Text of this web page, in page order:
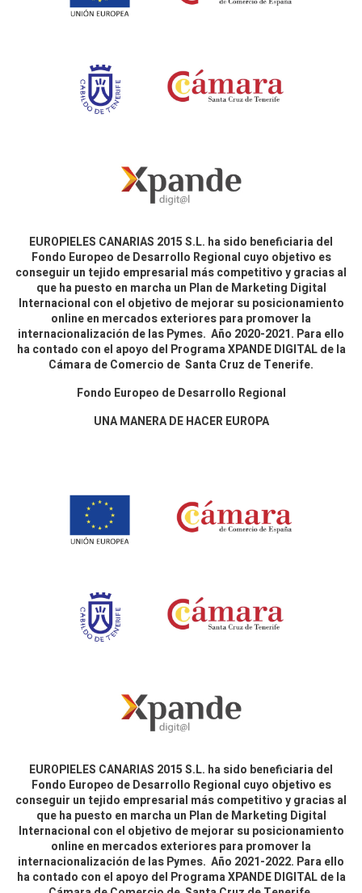
EUROPIELES CANARIAS 2015 S.L. ha sido beneficiaria del
Fondo Europeo de Desarrollo Regional cuyo objetivo es
conseguir un tejido empresarial más competitivo y gracias al
que ha puesto en marcha un Plan de Marketing Digital
Internacional con el objetivo de mejorar su posicionamiento
online en mercados exteriores para promover la
internacionalización de las Pymes. Año 2020-2021. Para ello
ha contado con el apoyo del Programa XPANDE DIGITAL de la
Cámara de Comercio de Santa Cruz de Tenerife.
Fondo Europeo de Desarrollo Regional
UNA MANERA DE HACER EUROPA
EUROPIELES CANARIAS 2015 S.L. ha sido beneficiaria del
Fondo Europeo de Desarrollo Regional cuyo objetivo es
conseguir un tejido empresarial más competitivo y gracias al
que ha puesto en marcha un Plan de Marketing Digital
Internacional con el objetivo de mejorar su posicionamiento
online en mercados exteriores para promover la
internacionalización de las Pymes. Año 2021-2022. Para ello
ha contado con el apoyo del Programa XPANDE DIGITAL de la